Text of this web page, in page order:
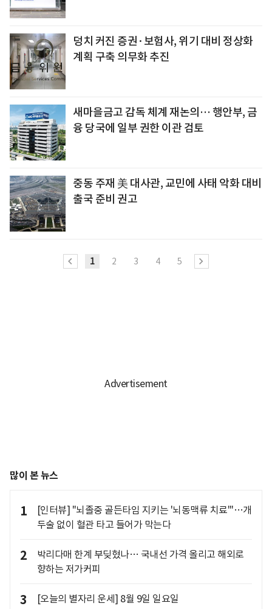
덩치 커진 증권·보험사, 위기 대비 정상화
계획 구축 의무화 추진
새마을금고 감독 체계 재논의… 행안부, 금
융 당국에 일부 권한 이관 검토
중동 주재 美 대사관, 교민에 사태 악화 대비
출국 준비 권고
1 2 3 4 5
많이 본 뉴스
1
[인터뷰] "뇌졸중 골든타임 지키는 '뇌동맥류 치료'"…개
두술 없이 혈관 타고 들어가 막는다
2
박리다매 한계 부딪혔나… 국내선 가격 올리고 해외로
향하는 저가커피
3 [오늘의 별자리 운세] 8월 9일 일요일